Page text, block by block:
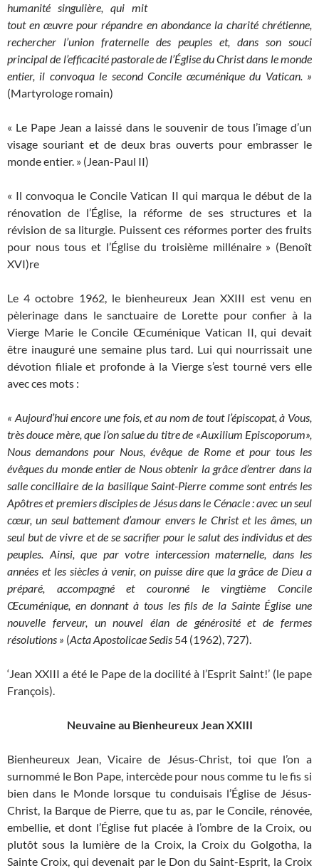
humanité singulière, qui mit
tout en œuvre pour répandre en abondance la charité chrétienne,
rechercher l’union fraternelle des peuples et, dans son souci
principal de l’efficacité pastorale de l’Église du Christ dans le monde
entier, il convoqua le second Concile œcuménique du Vatican. »
(Martyrologe romain)
« Le Pape Jean a laissé dans le souvenir de tous l’image d’un
visage souriant et de deux bras ouverts pour embrasser le
monde entier. » (Jean-Paul II)
« Il convoqua le Concile Vatican II qui marqua le début de la
rénovation de l’Église, la réforme de ses structures et la
révision de sa liturgie. Puissent ces réformes porter des fruits
pour nous tous et l’Église du troisième millénaire » (Benoît
XVI)re
Le 4 octobre 1962, le bienheureux Jean XXIII est venu en
pèlerinage dans le sanctuaire de Lorette pour confier à la
Vierge Marie le Concile Œcuménique Vatican II, qui devait
être inauguré une semaine plus tard. Lui qui nourrissait une
dévotion filiale et profonde à la Vierge s’est tourné vers elle
avec ces mots :
« Aujourd’hui encore une fois, et au nom de tout l’épiscopat, à Vous,
très douce mère, que l’on salue du titre de «Auxilium Episcoporum»,
Nous demandons pour Nous, évêque de Rome et pour tous les
évêques du monde entier de Nous obtenir la grâce d’entrer dans la
salle conciliaire de la basilique Saint-Pierre comme sont entrés les
Apôtres et premiers disciples de Jésus dans le Cénacle : avec un seul
cœur, un seul battement d’amour envers le Christ et les âmes, un
seul but de vivre et de se sacrifier pour le salut des individus et des
peuples. Ainsi, que par votre intercession maternelle, dans les
années et les siècles à venir, on puisse dire que la grâce de Dieu a
préparé, accompagné et couronné le vingtième Concile
Œcuménique, en donnant à tous les fils de la Sainte Église une
nouvelle ferveur, un nouvel élan de générosité et de fermes
résolutions » (Acta Apostolicae Sedis 54 (1962), 727).
‘Jean XXIII a été le Pape de la docilité à l’Esprit Saint!’ (le pape
François).
Neuvaine au Bienheureux Jean XXIII
Bienheureux Jean, Vicaire de Jésus-Christ, toi que l’on a
surnommé le Bon Pape, intercède pour nous comme tu le fis si
bien dans le Monde lorsque tu conduisais l’Église de Jésus-
Christ, la Barque de Pierre, que tu as, par le Concile, rénovée,
embellie, et dont l’Église fut placée à l’ombre de la Croix, ou
plutôt sous la lumière de la Croix, la Croix du Golgotha, la
Sainte Croix, qui devenait par le Don du Saint-Esprit, la Croix